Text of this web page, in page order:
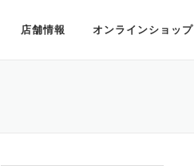
店舗情報 オンラインショップ